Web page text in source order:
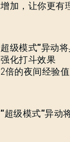
增加，让你更有
超级模式”异动
强化打斗效果
2倍的夜间经验值
“超级模式”异动